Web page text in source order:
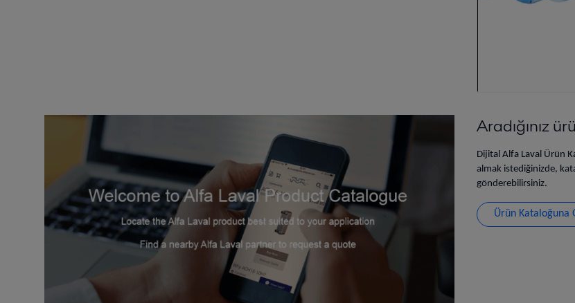
Aradığınız
Dijital Alfa Laval Ürün
almak istediğinizde,
gönderebilirsiniz.
Ürün Kataloğuna